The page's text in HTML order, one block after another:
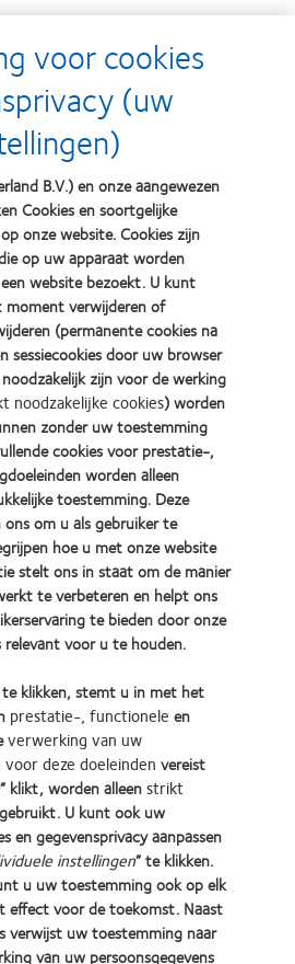
staffel
digital out of home campagne.
af
Manager
het privacybeleid heb gelezen en
ik akkoord ga met de
ik de actievoorwaarden heb gelezen
Learn
more
about
2011
Best
Learn
more
about
ODMA
2011
Learn
more
about
2012
REBRAND
voor cookies
(uw
B.V.) en onze aangewezen
Cookies en soortgelijke
onze website. Cookies zijn
op uw apparaat worden
website bezoekt. U kunt
moment verwijderen of
(permanente cookies na
sessiecookies door uw browser
zijn voor de werking
noodzakelijke cookies) worden
zonder uw toestemming
cookies voor prestatie-,
worden alleen
toestemming. Deze
om u als gebruiker te
hoe u met onze website
stelt ons in staat om de manier
te verbeteren en helpt ons
te bieden door onze
voor u te houden.
te klikken, stemt u in met het
prestatie-, functionele en
verwerking van uw
deze doeleinden vereist
” klikt, worden alleenstrikt
gebruikt. U kunt ook uw
en gegevensprivacy aanpassen
instellingen” te klikken.
u uw toestemming ook op elk
effect voor de toekomst. Naast
verwijst uw toestemming naar
van uw persoonsgegevens